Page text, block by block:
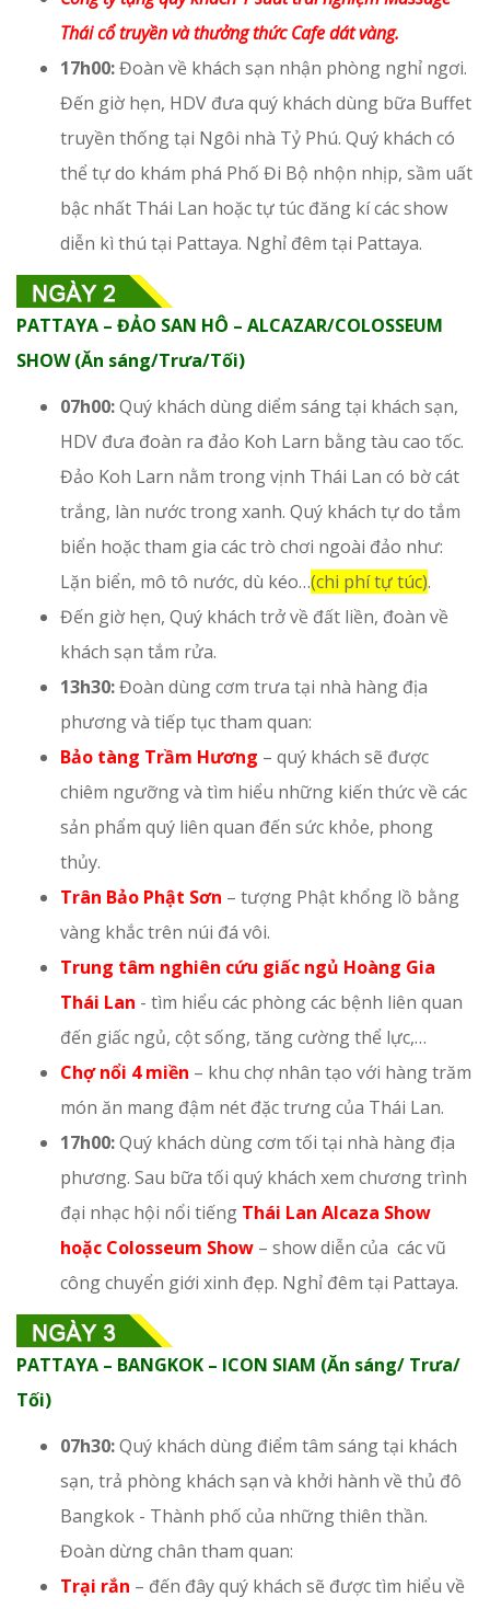
Thái cổ truyền và thưởng thức Cafe dát vàng.
17h00:Đoàn về khách sạn nhận phòng nghỉ ngơi.
Đến giờ hẹn, HDV đưa quý khách dùng bữa Buffet
truyền thống tại Ngôi nhà Tỷ Phú. Quý khách có
thể tự do khám phá Phố Đi Bộ nhộn nhịp, sầm uất
bậc nhất Thái Lan hoặc tự túc đăng kí các show
diễn kì thú tại Pattaya. Nghỉ đêm tại Pattaya.
PATTAYA – ĐẢO SAN HÔ – ALCAZAR/COLOSSEUM
SHOW (Ăn sáng/Trưa/Tối)
07h00:Quý khách dùng diểm sáng tại khách sạn,
HDV đưa đoàn ra đảo Koh Larn bằng tàu cao tốc.
Đảo Koh Larn nằm trong vịnh Thái Lan có bờ cát
trắng, làn nước trong xanh. Quý khách tự do tắm
biển hoặc tham gia các trò chơi ngoài đảo như:
Lặn biển, mô tô nước, dù kéo…(chi phí tự túc).
Đến giờ hẹn, Quý khách trở về đất liền, đoàn về
khách sạn tắm rửa.
13h30:Đoàn dùng cơm trưa tại nhà hàng địa
phương và tiếp tục tham quan:
Bảo tàng Trầm Hương – quý khách sẽ được
chiêm ngưỡng và tìm hiểu những kiến thức về các
sản phẩm quý liên quan đến sức khỏe, phong
thủy.
Trân Bảo Phật Sơn – tượng Phật khổng lồ bằng
vàng khắc trên núi đá vôi.
Trung tâm nghiên cứu giấc ngủ Hoàng Gia
Thái Lan - tìm hiểu các phòng các bệnh liên quan
đến giấc ngủ, cột sống, tăng cường thể lực,…
Chợ nổi 4 miền – khu chợ nhân tạo với hàng trăm
món ăn mang đậm nét đặc trưng của Thái Lan.
17h00:Quý khách dùng cơm tối tại nhà hàng địa
phương. Sau bữa tối quý khách xem chương trình
đại nhạc hội nổi tiếng Thái Lan Alcaza Show
hoặc Colosseum Show – show diễn của các vũ
công chuyển giới xinh đẹp. Nghỉ đêm tại Pattaya.
PATTAYA – BANGKOK – ICON SIAM (Ăn sáng/ Trưa/
Tối)
07h30:Quý khách dùng điểm tâm sáng tại khách
sạn, trả phòng khách sạn và khởi hành về thủ đô
Bangkok - Thành phố của những thiên thần.
Đoàn dừng chân tham quan:
Trại rắn – đến đây quý khách sẽ được tìm hiểu về